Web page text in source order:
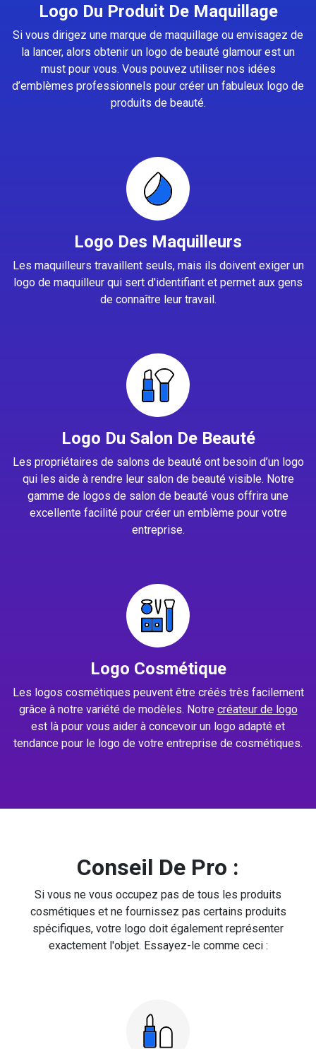
Logo Du Produit De Maquillage
Si vous dirigez une marque de maquillage ou envisagez de
la lancer, alors obtenir un logo de beauté glamour est un
must pour vous. Vous pouvez utiliser nos idées
d’emblèmes professionnels pour créer un fabuleux logo de
produits de beauté.
Logo Des Maquilleurs
Les maquilleurs travaillent seuls, mais ils doivent exiger un
logo de maquilleur qui sert d'identifiant et permet aux gens
de connaître leur travail.
Logo Du Salon De Beauté
Les propriétaires de salons de beauté ont besoin d’un logo
qui les aide à rendre leur salon de beauté visible. Notre
gamme de logos de salon de beauté vous offrira une
excellente facilité pour créer un emblème pour votre
entreprise.
Logo Cosmétique
Les logos cosmétiques peuvent être créés très facilement
grâce à notre variété de modèles. Notre créateur de logo
est là pour vous aider à concevoir un logo adapté et
tendance pour le logo de votre entreprise de cosmétiques.
Conseil De Pro :
Si vous ne vous occupez pas de tous les produits
cosmétiques et ne fournissez pas certains produits
spécifiques, votre logo doit également représenter
exactement l'objet. Essayez-le comme ceci :